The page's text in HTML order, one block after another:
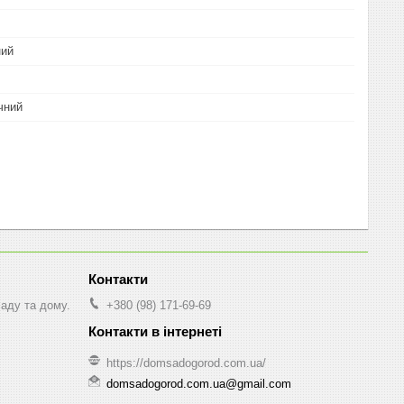
та дому. +380 (98) 171-69-69
https://domsadogorod.com.ua/
domsadogorod.com.ua@gmail.com